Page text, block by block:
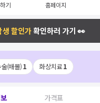
기 홈페이지
할인가확인하러 가기 👀
(매몰)1 화상치료1
가격표